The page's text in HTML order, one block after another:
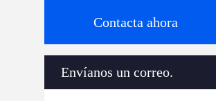
Contacta ahora
Envíanos un correo.